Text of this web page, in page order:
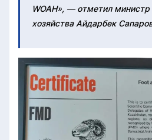
WOAH», — отметил министр
хозяйства Айдарбек